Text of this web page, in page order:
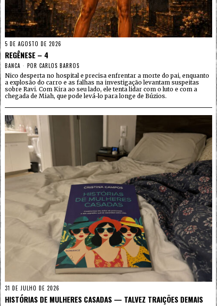
5 DE AGOSTO DE 2026
REGÊNESE – 4
BANCA POR CARLOS BARROS
Nico desperta no hospital e precisa enfrentar a morte do pai, enquanto
a explosão do carro e as falhas na investigação levantam suspeitas
sobre Ravi. Com Kira ao seu lado, ele tenta lidar com o luto e com a
chegada de Miah, que pode levá-lo para longe de Búzios.
31 DE JULHO DE 2026
HISTÓRIAS DE MULHERES CASADAS — TALVEZ TRAIÇÕES DEMAIS